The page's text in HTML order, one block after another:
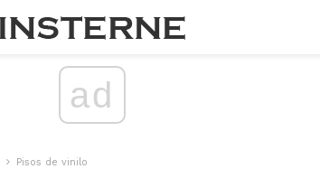
ad
Pisos de vinilo